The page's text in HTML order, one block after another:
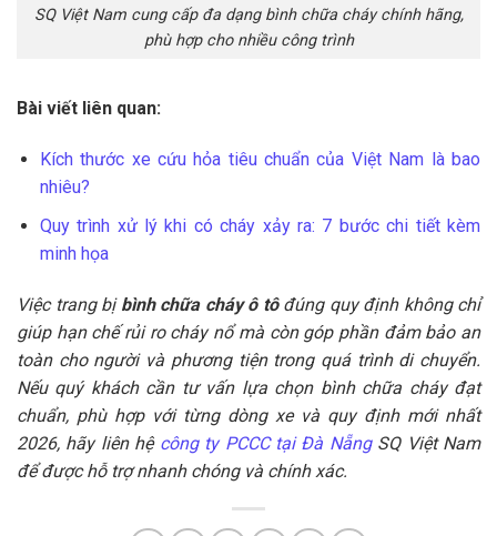
SQ Việt Nam cung cấp đa dạng bình chữa cháy chính hãng,
phù hợp cho nhiều công trình
Bài viết liên quan:
Kích thước xe cứu hỏa tiêu chuẩn của Việt Nam là bao
nhiêu?
Quy trình xử lý khi có cháy xảy ra: 7 bước chi tiết kèm
minh họa
Việc trang bị bình chữa cháy ô tôđúng quy định không chỉ
giúp hạn chế rủi ro cháy nổ mà còn góp phần đảm bảo an
toàn cho người và phương tiện trong quá trình di chuyển.
Nếu quý khách cần tư vấn lựa chọn bình chữa cháy đạt
chuẩn, phù hợp với từng dòng xe và quy định mới nhất
2026, hãy liên hệ công ty PCCC tại Đà NẵngSQ Việt Nam
để được hỗ trợ nhanh chóng và chính xác.